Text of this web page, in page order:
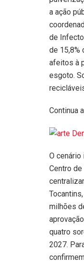
a ação
de
de 15,8%
afeitos à
esgoto.
Continua
O cenário
Centro
milhões
quatro
2027.